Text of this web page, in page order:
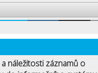
náležitosti záznamů o